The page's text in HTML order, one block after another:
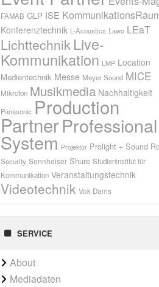
FAMAB GLP ISE
Konferenztechnik L-Acoustics Lawo LEaT
Lichttechnik Live-
Kommunikation LMP Location
Medientechnik Messe Meyer Sound MICE
Mikrofon Musikmedia Nachhaltigkeit
Panasonic Production
PartnerProfessional
System Projektor Prolight + Sound
Security Sennheiser Shure Studieninstitut für
Kommunikation Veranstaltungstechnik
Videotechnik Vok Dams
SERVICE
About
Mediadaten